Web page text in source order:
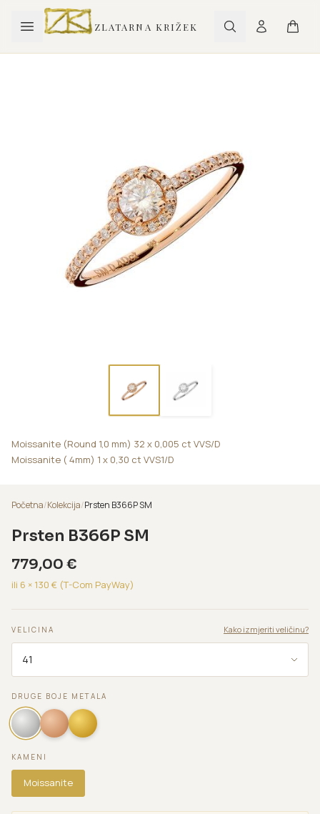
ZLATARNA KRIŽEK
Moissanite (Round 1,0 mm) 32 x 0,005 ct VVS/D
Moissanite ( 4mm) 1 x 0,30 ct VVS1/D
Početna/Kolekcija/Prsten B366P SM
Prsten B366P SM
779,00 €
ili 6 × 130 € (T-Com PayWay)
VELICINA Kako izmjeriti veličinu?
DRUGE BOJE METALA
KAMENI
Moissanite